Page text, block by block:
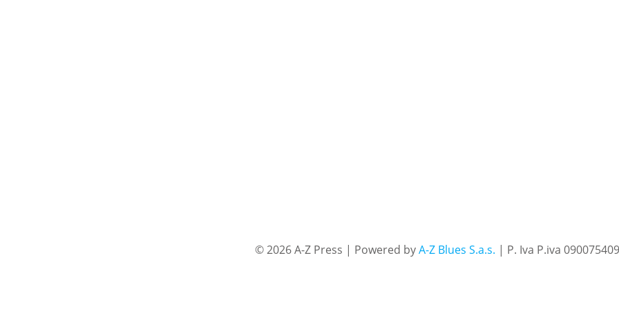
© 2026 A-Z Press | Powered byA-Z Blues S.a.s. | P. Iva P.iva